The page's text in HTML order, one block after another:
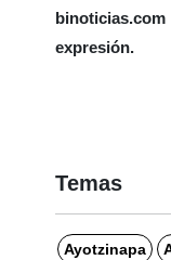
expresión.
Temas
Ayotzinapa